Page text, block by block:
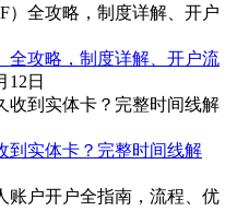
全攻略，制度详解、开户流
12日
到实体卡？完整时间线解